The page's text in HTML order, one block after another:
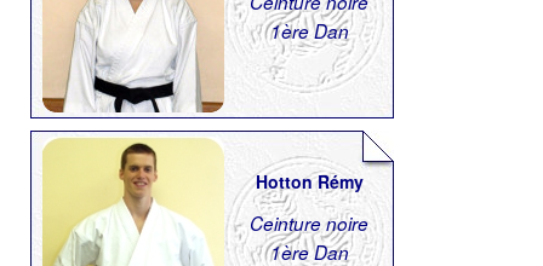
1ère Dan
Hotton Rémy
Ceinture noire
1ère Dan